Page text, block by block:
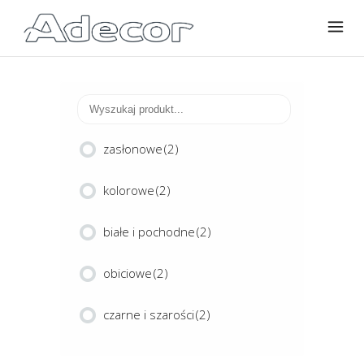
zasłonowe(2)
kolorowe(2)
białe i pochodne(2)
obiciowe(2)
czarne i szarości(2)